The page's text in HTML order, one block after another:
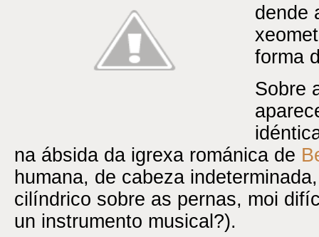
dende
forma
Sobre
na ábsida da igrexa románica de
humana, de cabeza
cilíndrico sobre as pernas, moi
un instrumento musical?).